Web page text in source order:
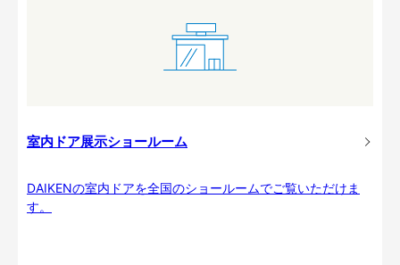
室内ドア展示ショールーム
DAIKENの室内ドアを全国のショールームでご覧いただけま
す。